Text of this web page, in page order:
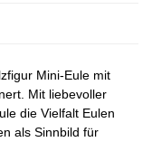
Mini-Eule mit
Mit liebevoller
die Vielfalt Eulen
als Sinnbild für